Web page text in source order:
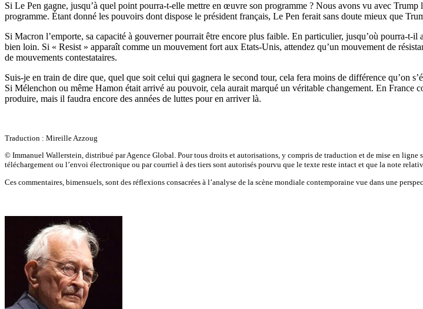
Si Le Pen gagne, jusqu’à quel point pourra-t-elle mettre en œuvre son programme ? Nous avons vu avec Trump
programme. Étant donné les pouvoirs dont dispose le président français, Le Pen ferait sans doute mieux que
Si Macron l’emporte, sa capacité à gouverner pourrait être encore plus faible. En particulier, jusqu’où pourra-t-
bien loin. Si « Resist » apparaît comme un mouvement fort aux Etats-Unis, attendez qu’un mouvement de
de mouvements contestataires.
Suis-je en train de dire que, quel que soit celui qui gagnera le second tour, cela fera moins de différence qu’on
Si Mélenchon ou même Hamon était arrivé au pouvoir, cela aurait marqué un véritable changement. En France
produire, mais il faudra encore des années de luttes pour en arriver là.
Traduction : Mireille Azzoug
© Immanuel Wallerstein, distribué par Agence Global. Pour tous droits et autorisations, y compris de traduction et de mise en ligne
téléchargement ou l’envoi électronique ou par courriel à des tiers sont autorisés pourvu que le texte reste intact et que la note
Ces commentaires, bimensuels, sont des réflexions consacrées à l’analyse de la scène mondiale contemporaine vue dans une